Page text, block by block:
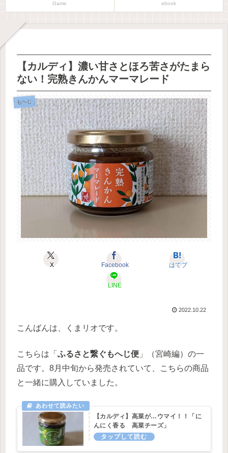
Game ebook
【カルディ】濃い甘さとほろ苦さがたまら
ない！完熟きんかんマーマレード
もへじ
X Facebook はてブ
LINE
2022.10.22
こんばんは、くまリオです。
こちらは「 ふるさと繋ぐもへじ便 」（宮崎編）の一
品です。8月中旬から発売されていて、こちらの商品
と一緒に購入していました。
【カルディ】高菜が…ウマイ！！「に
んにく香る 高菜チーズ」